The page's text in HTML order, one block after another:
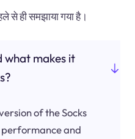
से ही समझाया गया है।
what makes it
of the Socks
and